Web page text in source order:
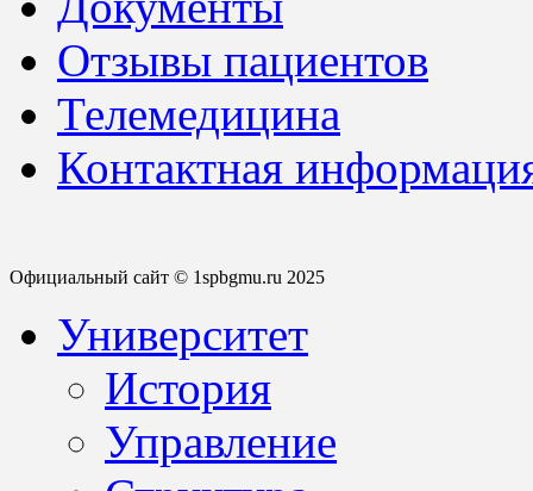
Отзывы пациентов
Телемедицина
Контактная
Официальный сайт © 1spbgmu.ru 2025
Университет
История
Управление